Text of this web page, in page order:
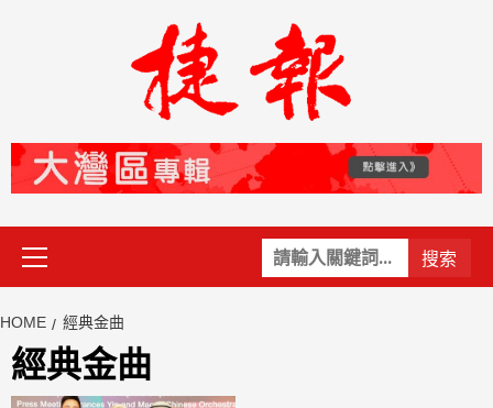
關
鍵
Primary
Menu
HOME 經典金曲
經典金曲